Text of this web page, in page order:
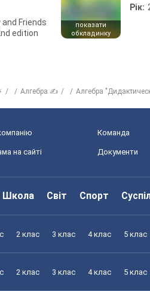
and Friends
edition
показати
обкладинку
Рік:
Алгебра ✍ Алгебра
Команда
на сайті Документи
Школа Світ Спорт
2 клас 3 клас 4 клас 5 клас
2 клас 3 клас 4 клас 5 клас